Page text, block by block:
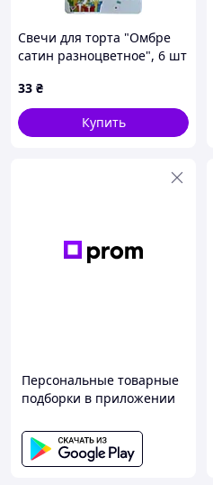
Свечи для торта "Омбре
сатин разноцветное", 6 шт
33 ₴
Купить
Персональные товарные
подборки в приложении